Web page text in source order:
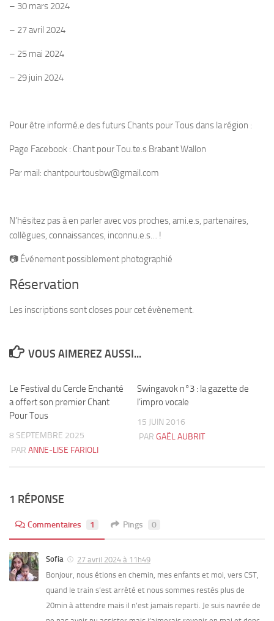
– 30 mars 2024
– 27 avril 2024
– 25 mai 2024
– 29 juin 2024
Pour être informé.e des futurs Chants pour Tous dans la région :
Page Facebook : Chant pour Tou.te.s Brabant Wallon
Par mail: chantpourtousbw@gmail.com
N’hésitez pas à en parler avec vos proches, ami.e.s, partenaires,
collègues, connaissances, inconnu.e.s… !
📷 Événement possiblement photographié
Réservation
Les inscriptions sont closes pour cet évènement.
VOUS AIMEREZ AUSSI...
Le Festival du Cercle Enchanté
a offert son premier Chant
Pour Tous
8 SEPTEMBRE 2025
PAR ANNE-LISE FARIOLI
Swingavok n°3 : la gazette de
l’impro vocale
15 JUIN 2016
PAR GAËL AUBRIT
1 RÉPONSE
Commentaires 1 Pings 0
Sofia
27 avril 2024 à 11h49
Bonjour, nous étions en chemin, mes enfants et moi, vers CST,
quand le train s’est arrêté et nous sommes restés plus de
20min à attendre mais il n’est jamais reparti. Je suis navrée de